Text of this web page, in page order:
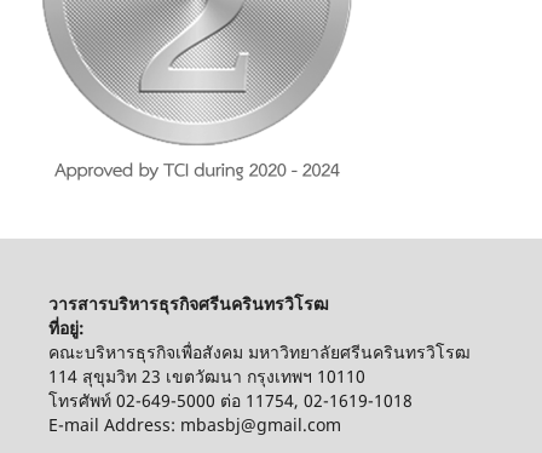
วารสารบริหารธุรกิจศรีนครินทรวิโรฒ
ที่อยู่:
คณะบริหารธุรกิจเพื่อสังคม มหาวิทยาลัยศรีนครินทรวิโรฒ
114 สุขุมวิท 23 เขตวัฒนา กรุงเทพฯ 10110
โทรศัพท์ 02-649-5000 ต่อ 11754, 02-1619-1018
E-mail Address: mbasbj@gmail.com